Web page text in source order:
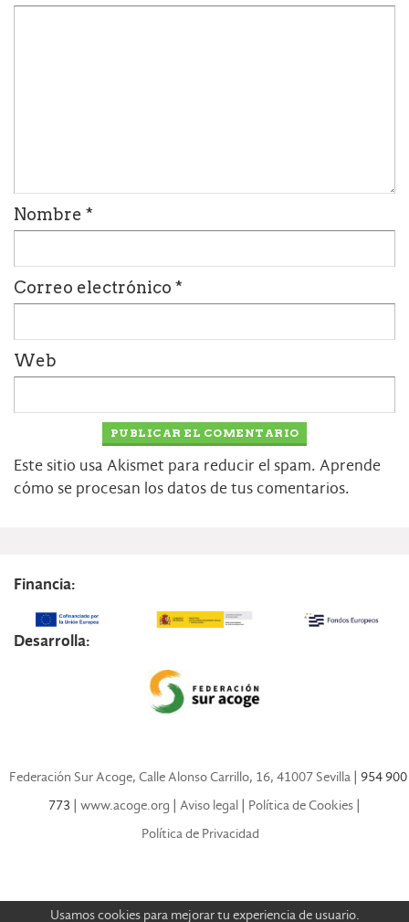
Usamos cookies para mejorar tu experiencia de usuario.
Nombre *
Correo electrónico *
Web
Este sitio usa Akismet para reducir el spam. Aprende
cómo se procesan los datos de tus comentarios.
Financia:
Desarrolla:
Federación Sur Acoge, Calle Alonso Carrillo, 16, 41007 Sevilla | 954 900
773 | www.acoge.org | Aviso legal | Política de Cookies |
Política de Privacidad